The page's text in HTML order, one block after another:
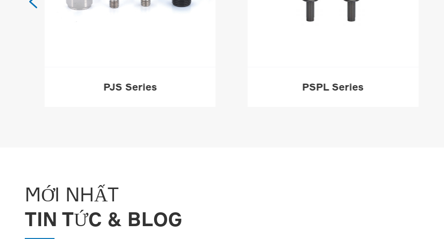
PJS Series PSPL Series
MỚI NHẤT
TIN TỨC & BLOG